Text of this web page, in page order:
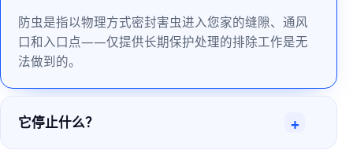
防虫是指以物理方式密封害虫进入您家的缝隙、通风
口和入口点——仅提供长期保护处理的排除工作是无
法做到的。
它停止什么？ +